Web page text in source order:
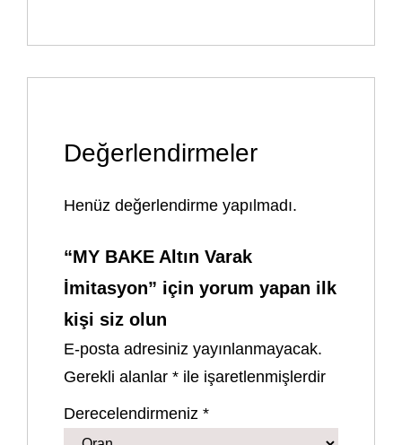
Değerlendirmeler
Henüz değerlendirme yapılmadı.
“MY BAKE Altın Varak
İmitasyon” için yorum yapan ilk
kişi siz olun
E-posta adresiniz yayınlanmayacak.
Gerekli alanlar* ile işaretlenmişlerdir
Derecelendirmeniz*